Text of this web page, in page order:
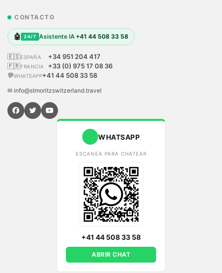
CONTACTO
🤖 24/7 Asistente IA +41 44 508 33 58
🇪🇸ESPAÑA
+34 951 204 417
🇫🇷FRANCIA
+33 (0) 975 17 08 36
💬WHATSAPP+41 44 508 33 58
✉ info@stmoritzswitzerland.travel
WHATSAPP
ESCANEA PARA CHATEAR
+41 44 508 33 58
ABRIR CHAT